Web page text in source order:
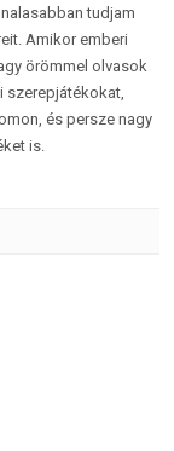
tudjam
Amikor emberi
örömmel olvasok
szerepjátékokat,
és persze nagy
is.